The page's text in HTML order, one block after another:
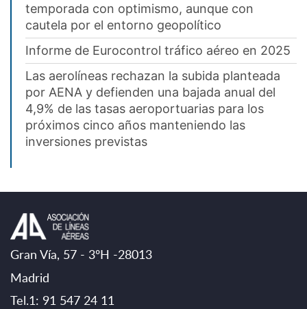
temporada con optimismo, aunque con
cautela por el entorno geopolítico
Informe de Eurocontrol tráfico aéreo en 2025
Las aerolíneas rechazan la subida planteada
por AENA y defienden una bajada anual del
4,9% de las tasas aeroportuarias para los
próximos cinco años manteniendo las
inversiones previstas
Gran Vía, 57 - 3ºH -28013
Madrid
Tel.1: 91 547 24 11